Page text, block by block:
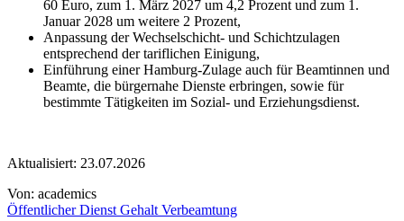
60 Euro, zum 1. März 2027 um 4,2 Prozent und zum 1.
Januar 2028 um weitere 2 Prozent,
Anpassung der Wechselschicht- und Schichtzulagen
entsprechend der tariflichen Einigung,
Einführung einer Hamburg-Zulage auch für Beamtinnen und
Beamte, die bürgernahe Dienste erbringen, sowie für
bestimmte Tätigkeiten im Sozial- und Erziehungsdienst.
Aktualisiert: 23.07.2026
Von: academics
Öffentlicher Dienst Gehalt Verbeamtung